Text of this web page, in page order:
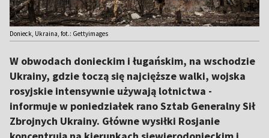
Donieck, Ukraina, fot.: Gettyimages
W obwodach donieckim i ługańskim, na wschodzie
Ukrainy, gdzie toczą się najcięższe walki, wojska
rosyjskie intensywnie używają lotnictwa -
informuje w poniedziałek rano Sztab Generalny Sił
Zbrojnych Ukrainy. Główne wysiłki Rosjanie